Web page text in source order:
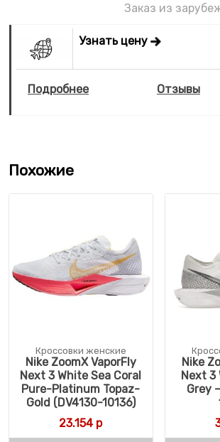
Заказ из
Узнать цену
Подробнее Отзывы
Похожие
Кроссовки женские
Nike ZoomX VaporFly
Next 3 White Sea Coral
Pure-Platinum Topaz-
Gold (DV4130-10136)
23.154р
Nike
Next 3
Grey